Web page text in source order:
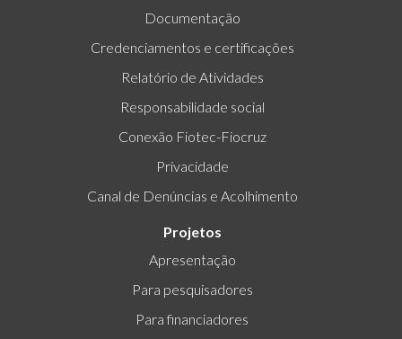
Documentação
Credenciamentos e certificações
Relatório de Atividades
Responsabilidade social
Conexão Fiotec-Fiocruz
Privacidade
Canal de Denúncias e Acolhimento
Projetos
Apresentação
Para pesquisadores
Para financiadores